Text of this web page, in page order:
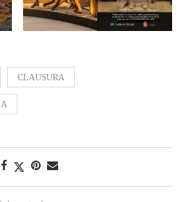
CLAUSURA